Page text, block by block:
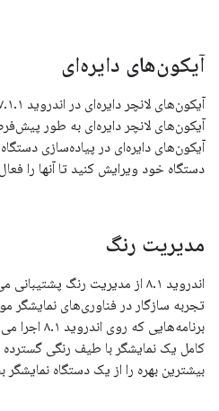
آیکون‌های دایره‌ای
آیکون‌های لانچر دایره‌ای به طور
آیکون‌های دایره‌ای در پیاده‌سازی
دستگاه خود ویرایش کنید تا آنها را
مدیریت رنگ
اندروید ۸.۱ از مدیریت رنگ
تجربه سازگار در فناوری‌های نمایشگر
برنامه‌هایی
کامل یک نمایشگر با طیف رنگی
بیشترین بهره را از یک دستگاه نمایشگر